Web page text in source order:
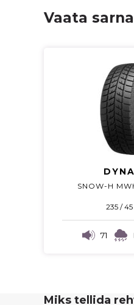
Vaata
SNOW-H
235 / 45
71
Miks tellida